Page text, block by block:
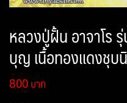
หลวงปู่ฝั้น อาจาโร
บุญ เนื้อทองแดงชุบ
800